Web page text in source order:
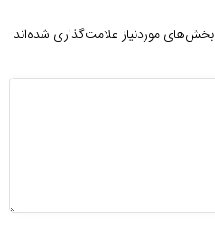
بخش‌های موردنیاز علامت‌گذاری شده‌اند